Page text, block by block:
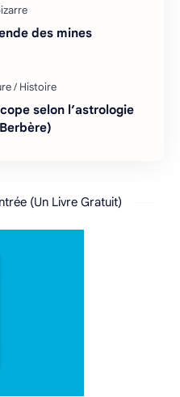
des mines
selon l’astrologie
(Un Livre Gratuit)